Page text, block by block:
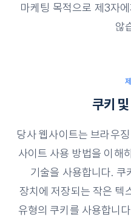
마케팅 목적으로 제3자
않
쿠키
당사 웹사이트는 브라우
사이트 사용 방법을 이해
기술을 사용합니다. 쿠
장치에 저장되는 작은 텍
유형의 쿠키를 사용합니